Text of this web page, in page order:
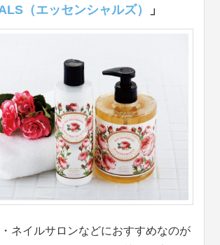
（エッセンシャルズ）
」
ネイルサロンなどにおすすめなのが